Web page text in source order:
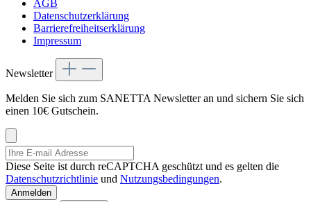
AGB
Datenschutzerklärung
Barrierefreiheitserklärung
Impressum
Newsletter
Melden Sie sich zum SANETTA Newsletter an und sichern Sie sich
einen 10€ Gutschein.
Diese Seite ist durch reCAPTCHA geschützt und es gelten die
Datenschutzrichtlinie und Nutzungsbedingungen.
Anmelden